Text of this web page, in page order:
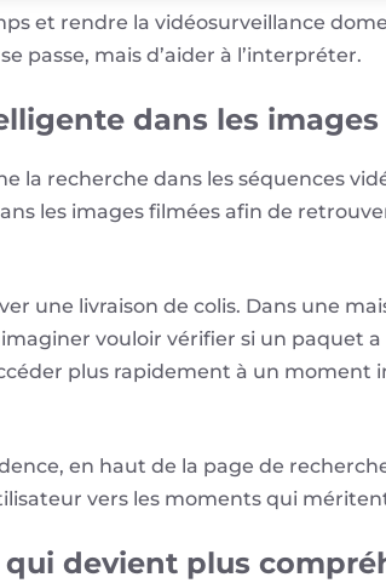
et rendre la vidéosurveillance
passe, mais d’aider à l’interpréter.
dans les
la recherche dans les séquences
les images filmées afin de
une livraison de colis. Dans une
vouloir vérifier si un paquet
plus rapidement à un moment
en haut de la page de
vers les moments qui
devient plus